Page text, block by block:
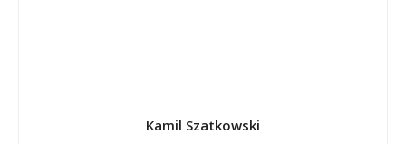
Kamil Szatkowski